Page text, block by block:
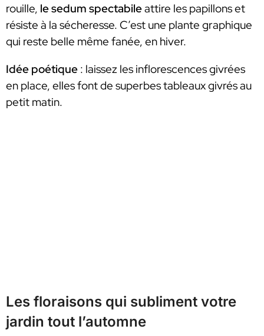
rouille, le sedum spectabileattire les papillons et
résiste à la sécheresse. C’est une plante graphique
qui reste belle même fanée, en hiver.
Idée poétique : laissez les inflorescences givrées
en place, elles font de superbes tableaux givrés au
petit matin.
Les floraisons qui subliment votre
jardin tout l’automne